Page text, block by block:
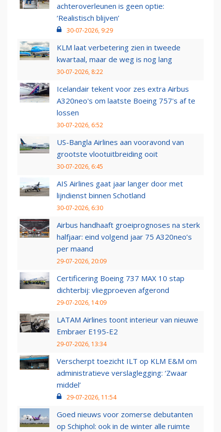
achteroverleunen is geen optie:
‘Realistisch blijven’
30-07-2026, 9:29
KLM laat verbetering zien in tweede
kwartaal, maar de weg is nog lang
30-07-2026, 8:22
Icelandair tekent voor zes extra Airbus
A320neo's om laatste Boeing 757's af te
lossen
30-07-2026, 6:52
US-Bangla Airlines aan vooravond van
grootste vlootuitbreiding ooit
30-07-2026, 6:45
AIS Airlines gaat jaar langer door met
lijndienst binnen Schotland
30-07-2026, 6:30
Airbus handhaaft groeiprognoses na sterk
halfjaar: eind volgend jaar 75 A320neo’s
per maand
29-07-2026, 20:09
Certificering Boeing 737 MAX 10 stap
dichterbij: vliegproeven afgerond
29-07-2026, 14:09
LATAM Airlines toont interieur van nieuwe
Embraer E195-E2
29-07-2026, 13:34
Verscherpt toezicht ILT op KLM E&M om
administratieve verslaglegging: ‘Zwaar
middel’
29-07-2026, 11:54
Goed nieuws voor zomerse debutanten
op Schiphol: ook in de winter alle ruimte